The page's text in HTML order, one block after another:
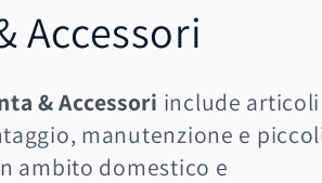
Accessori
& Accessori include articoli
manutenzione e
ambito domestico e